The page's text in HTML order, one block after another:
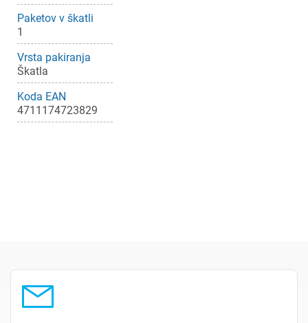
Paketov v škatli
1
Vrsta pakiranja
Škatla
Koda EAN
4711174723829